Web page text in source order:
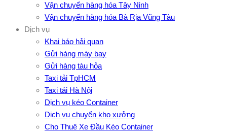
Vận chuyển hàng hóa Tây Ninh
Vận chuyển hàng hóa Bà Rịa Vũng Tàu
Dịch vụ
Khai báo hải quan
Gửi hàng máy bay
Gửi hàng tàu hỏa
Taxi tải TpHCM
Taxi tải Hà Nội
Dịch vụ kéo Container
Dịch vụ chuyển kho xưởng
Cho Thuê Xe Đầu Kéo Container